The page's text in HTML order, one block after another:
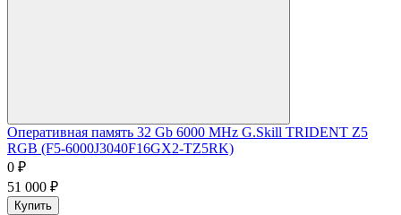
Оперативная память 32 Gb 6000 MHz G.Skill TRIDENT Z5
RGB (F5-6000J3040F16GX2-TZ5RK)
0 ₽
51 000 ₽
Купить